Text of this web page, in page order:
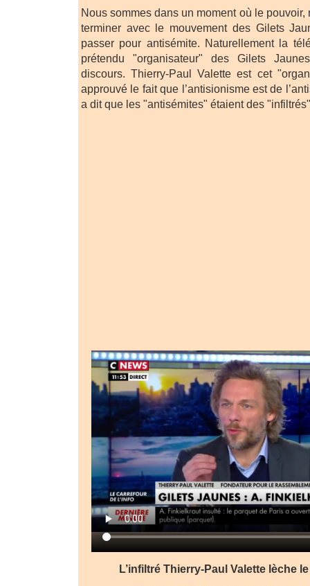
Nous sommes dans un moment où le pouvoir,
terminer avec le mouvement des Gilets
passer pour antisémite. Naturellement la
prétendu "organisateur" des Gilets
discours. Thierry-Paul Valette est cet
approuvé le fait que l’antisionisme est de
a dit que les "antisémites" étaient des
L’infiltré Thierry-Paul Valette lèche